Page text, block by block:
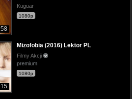
Kuguar
1080p
Mizofobia (2016) Lektor PL
Filmy Akcji
premium
1080p